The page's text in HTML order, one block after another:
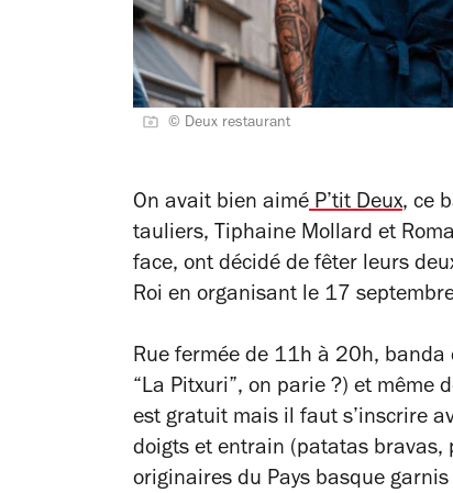
© Deux restaurant
On avait bien aimé P’tit Deux, ce
tauliers, Tiphaine Mollard et
face, ont décidé de fêter leurs
Roi en organisant le 17
Rue fermée de 11h à 20h,
“La Pitxuri”, on parie ?) et même
est gratuit mais il faut s’inscrire
doigts et entrain (patatas bravas,
originaires du Pays basque